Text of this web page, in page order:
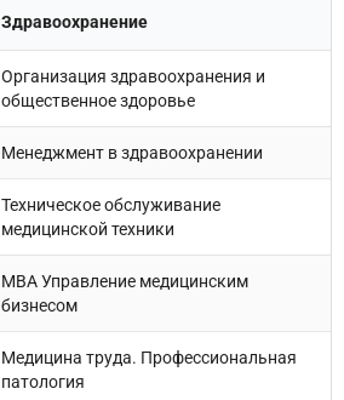
Здравоохранение
Организация здравоохранения и
общественное здоровье
Менеджмент в здравоохранении
Техническое обслуживание
медицинской техники
МВА Управление медицинским
бизнесом
Медицина труда. Профессиональная
патология